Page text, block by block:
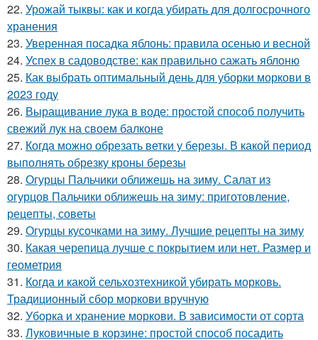
22. Урожай тыквы: как и когда убирать для долгосрочного
хранения
23. Уверенная посадка яблонь: правила осенью и весной
24. Успех в садоводстве: как правильно сажать яблоню
25. Как выбрать оптимальный день для уборки моркови в
2023 году
26. Выращивание лука в воде: простой способ получить
свежий лук на своем балконе
27. Когда можно обрезать ветки у березы. В какой период
выполнять обрезку кроны березы
28. Огурцы Пальчики оближешь на зиму. Салат из
огурцов Пальчики оближешь на зиму: приготовление,
рецепты, советы
29. Огурцы кусочками на зиму. Лучшие рецепты на зиму
30. Какая черепица лучше с покрытием или нет. Размер и
геометрия
31. Когда и какой сельхозтехникой убирать морковь.
Традиционный сбор моркови вручную
32. Уборка и хранение моркови. В зависимости от сорта
33. Луковичные в корзине: простой способ посадить